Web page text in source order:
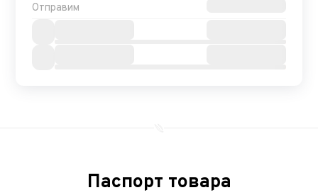
Отправим
Паспорт товара